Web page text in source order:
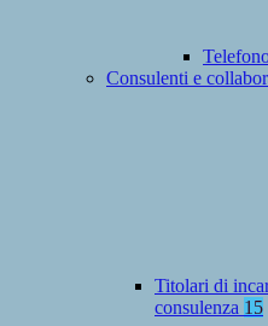
Consulenti e
Titolari di
consulenza 15